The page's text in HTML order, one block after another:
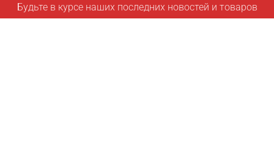
Будьте в курсе наших последних новостей и товаров